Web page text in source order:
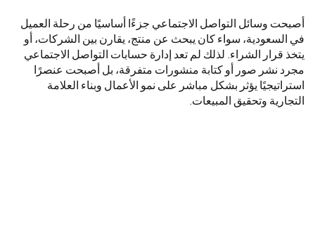
أصبحت وسائل التواصل الاجتماعي جزءًا أساسيًا من رحلة العميل
في السعودية، سواء كان يبحث عن منتج، يقارن بين الشركات، أو
يتخذ قرار الشراء. لذلك لم تعد إدارة حسابات التواصل الاجتماعي
مجرد نشر صور أو كتابة منشورات متفرقة، بل أصبحت عنصرًا
استراتيجيًا يؤثر بشكل مباشر على نمو الأعمال وبناء العلامة
التجارية وتحقيق المبيعات.